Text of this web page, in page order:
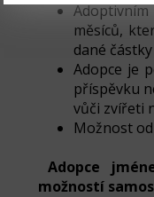
měsíců,
dané
Adopce je
příspěvku
vůči zvířeti
Možnost
Adopce
možností